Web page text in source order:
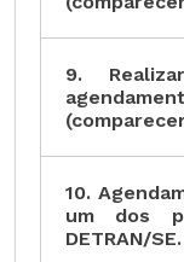
9.
10.
um dos
DETRAN/SE.